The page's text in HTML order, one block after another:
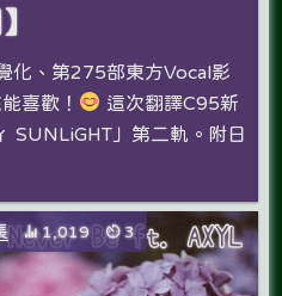
化、第275部東方Vocal影
喜歡！
這次翻譯C95新
SUNLiGHT」第二軌。附日
1,019 3